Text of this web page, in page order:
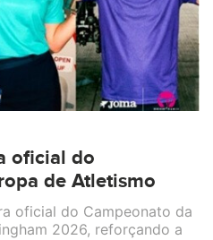
oficial do
de Atletismo
oficial do Campeonato da
2026, reforçando a